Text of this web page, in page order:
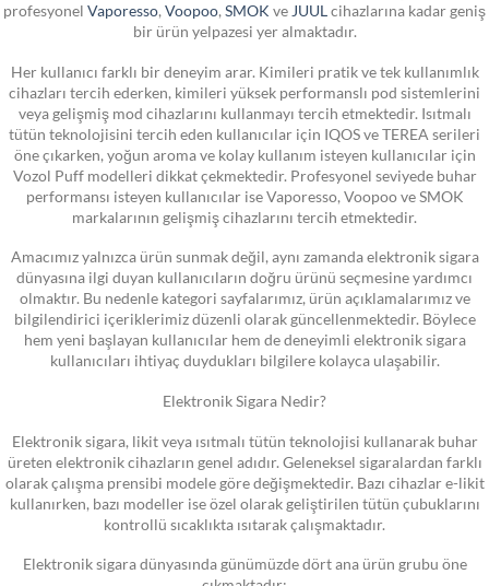
profesyonel Vaporesso Voopoo SMOK ve JUUL cihazlarına kadar geniş
bir ürün yelpazesi yer almaktadır.
Her kullanıcı farklı bir deneyim arar. Kimileri pratik ve tek kullanımlık
cihazları tercih ederken, kimileri yüksek performanslı pod sistemlerini
veya gelişmiş mod cihazlarını kullanmayı tercih etmektedir. Isıtmalı
tütün teknolojisini tercih eden kullanıcılar için IQOS ve TEREA serileri
öne çıkarken, yoğun aroma ve kolay kullanım isteyen kullanıcılar için
Vozol Puff modelleri dikkat çekmektedir. Profesyonel seviyede buhar
performansı isteyen kullanıcılar ise Vaporesso, Voopoo ve SMOK
markalarının gelişmiş cihazlarını tercih etmektedir.
Amacımız yalnızca ürün sunmak değil, aynı zamanda elektronik sigara
dünyasına ilgi duyan kullanıcıların doğru ürünü seçmesine yardımcı
olmaktır. Bu nedenle kategori sayfalarımız, ürün açıklamalarımız ve
bilgilendirici içeriklerimiz düzenli olarak güncellenmektedir. Böylece
hem yeni başlayan kullanıcılar hem de deneyimli elektronik sigara
kullanıcıları ihtiyaç duydukları bilgilere kolayca ulaşabilir.
Elektronik Sigara Nedir?
Elektronik sigara, likit veya ısıtmalı tütün teknolojisi kullanarak buhar
üreten elektronik cihazların genel adıdır. Geleneksel sigaralardan farklı
olarak çalışma prensibi modele göre değişmektedir. Bazı cihazlar e-likit
kullanırken, bazı modeller ise özel olarak geliştirilen tütün çubuklarını
kontrollü sıcaklıkta ısıtarak çalışmaktadır.
Elektronik sigara dünyasında günümüzde dört ana ürün grubu öne